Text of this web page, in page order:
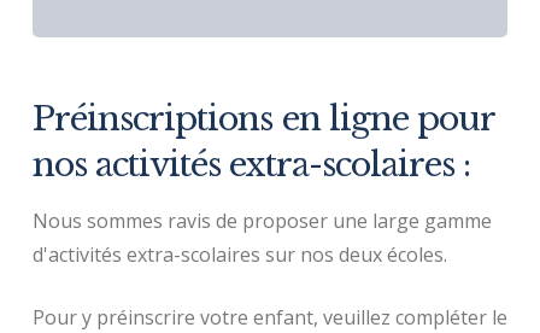
Préinscriptions en ligne pour
nos activités extra-scolaires :
Nous sommes ravis de proposer une large gamme
d'activités extra-scolaires sur nos deux écoles.
Pour y préinscrire votre enfant, veuillez compléter le